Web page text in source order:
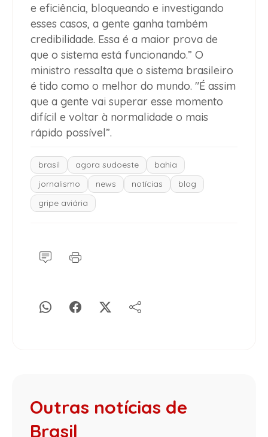
e eficiência, bloqueando e investigando
esses casos, a gente ganha também
credibilidade. Essa é a maior prova de
que o sistema está funcionando.” O
ministro ressalta que o sistema brasileiro
é tido como o melhor do mundo. "É assim
que a gente vai superar esse momento
difícil e voltar à normalidade o mais
rápido possível”.
brasil agora sudoeste
bahia
jornalismo
news notícias
blog
gripe aviária
Outras notícias de
Brasil